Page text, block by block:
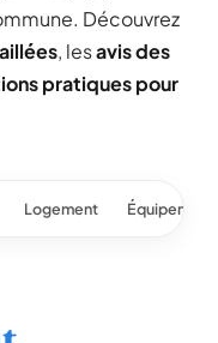
Découvrez
, lesavis des
pratiques pour
Logement